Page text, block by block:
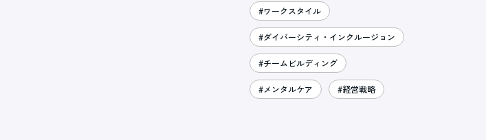
#ワークスタイル
#ダイバーシティ・インクルージョン
#チームビルディング
#メンタルケア #経営戦略